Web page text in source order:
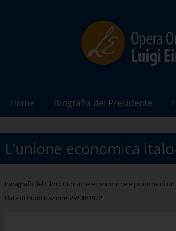
Home Biografia del Presidente
L’unione economica
Paragrafo del Libro: Cronache economiche e politiche di
Data di Pubblicazione: 29/08/1922